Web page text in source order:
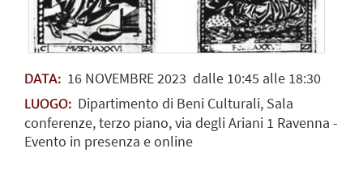
DATA: 16NOVEMBRE2023 dalle 10:45 alle 18:30
LUOGO: Dipartimento di Beni Culturali, Sala
conferenze, terzo piano, via degli Ariani 1 Ravenna -
Evento in presenza e online